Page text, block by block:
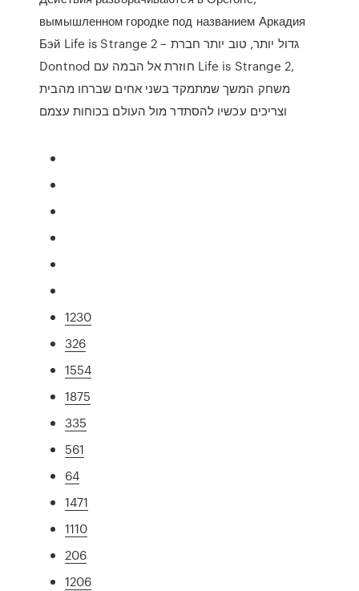
вымышленном городке под названием Аркадия
Бэй Life is Strange 2 – גדול יותר, טוב יותר חברת
Dontnod חוזרת אל הבמה עם Life is Strange 2,
משחק המשך שמתמקד בשני אחים שברחו מהבית
וצריכים עכשיו להסתדר מול העולם בכוחות עצמם
1230
326
1554
1875
335
561
64
1471
1110
206
1206